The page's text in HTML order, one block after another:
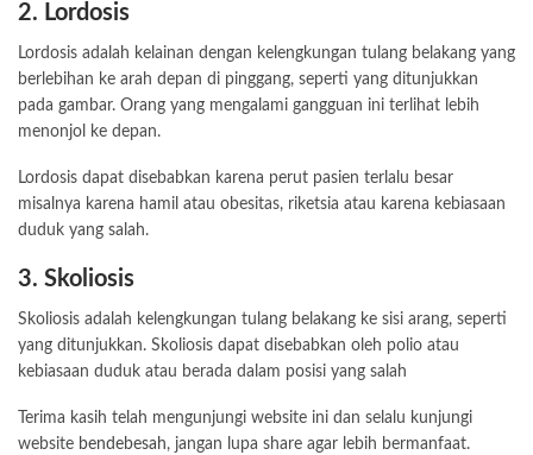
2. Lordosis
Lordosis adalah kelainan dengan kelengkungan tulang belakang yang
berlebihan ke arah depan di pinggang, seperti yang ditunjukkan
pada gambar. Orang yang mengalami gangguan ini terlihat lebih
menonjol ke depan.
Lordosis dapat disebabkan karena perut pasien terlalu besar
misalnya karena hamil atau obesitas, riketsia atau karena kebiasaan
duduk yang salah.
3. Skoliosis
Skoliosis adalah kelengkungan tulang belakang ke sisi arang, seperti
yang ditunjukkan. Skoliosis dapat disebabkan oleh polio atau
kebiasaan duduk atau berada dalam posisi yang salah
Terima kasih telah mengunjungi website ini dan selalu kunjungi
website bendebesah, jangan lupa share agar lebih bermanfaat.